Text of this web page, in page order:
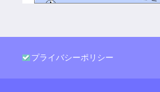
プライバシーポリシー